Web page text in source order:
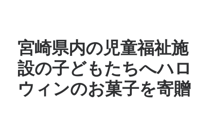
宮崎県内の児童福祉施
設の子どもたちへハロ
ウィンのお菓子を寄贈